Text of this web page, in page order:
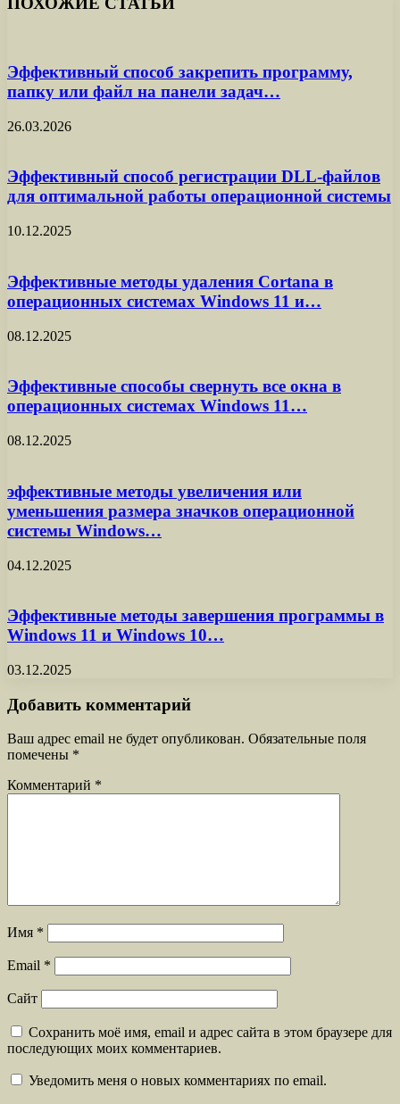
Эффективный способ закрепить программу,
папку или файл на панели задач…
26.03.2026
Эффективный способ регистрации DLL-файлов
для оптимальной работы операционной системы
10.12.2025
Эффективные методы удаления Cortana в
операционных системах Windows 11 и…
08.12.2025
Эффективные способы свернуть все окна в
операционных системах Windows 11…
08.12.2025
эффективные методы увеличения или
уменьшения размера значков операционной
системы Windows…
04.12.2025
Эффективные методы завершения программы в
Windows 11 и Windows 10…
03.12.2025
Добавить комментарий
Ваш адрес email не будет опубликован. Обязательные поля
помечены *
Комментарий *
Имя *
Email *
Сайт
Сохранить моё имя, email и адрес сайта в этом браузере для
последующих моих комментариев.
Уведомить меня о новых комментариях по email.